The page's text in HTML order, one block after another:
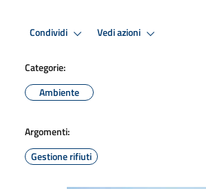
Condividi Vedi azioni
Categorie:
Ambiente
Argomenti:
Gestione rifiuti